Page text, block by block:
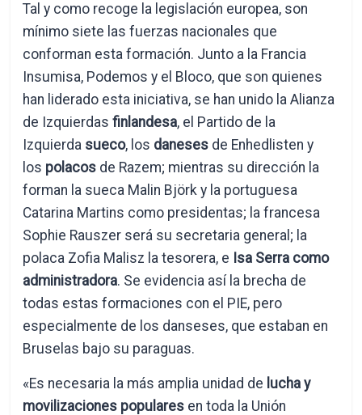
Tal y como recoge la legislación europea, son
mínimo siete las fuerzas nacionales que
conforman esta formación. Junto a la Francia
Insumisa, Podemos y el Bloco, que son quienes
han liderado esta iniciativa, se han unido la Alianza
de Izquierdasfinlandesa, el Partido de la
Izquierda sueco, los daneses de Enhedlisten y
los polacos de Razem; mientras su dirección la
forman la sueca Malin Björk y la portuguesa
Catarina Martins como presidentas; la francesa
Sophie Rauszer será su secretaria general; la
polaca Zofia Malisz la tesorera, e Isa Serra como
administradora. Se evidencia así la brecha de
todas estas formaciones con el PIE, pero
especialmente de los danseses, que estaban en
Bruselas bajo su paraguas.
«Es necesaria la más amplia unidad de lucha y
movilizaciones populares en toda la Unión